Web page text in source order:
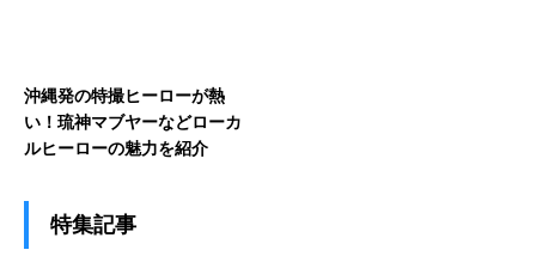
沖縄発の特撮ヒーローが熱
い！琉神マブヤーなどローカ
ルヒーローの魅力を紹介
特集記事